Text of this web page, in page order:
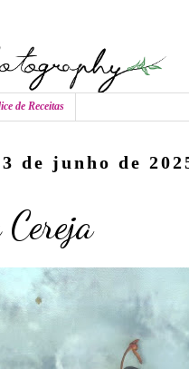
de Receitas
de junho de